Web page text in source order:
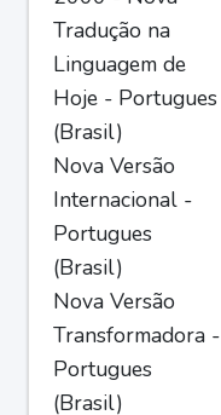
Tradução na
Linguagem de
Hoje - Portugues
(Brasil)
Nova Versão
Internacional -
Portugues
(Brasil)
Nova Versão
Transformadora -
Portugues
(Brasil)